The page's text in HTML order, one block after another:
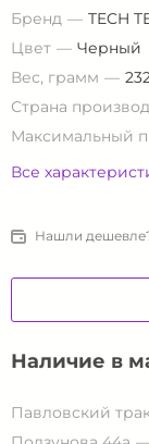
Бренд
TECH
Цвет
Черный
Вес, грамм
Страна
Максимальный
Все
Нашли
Наличие в
Павловский